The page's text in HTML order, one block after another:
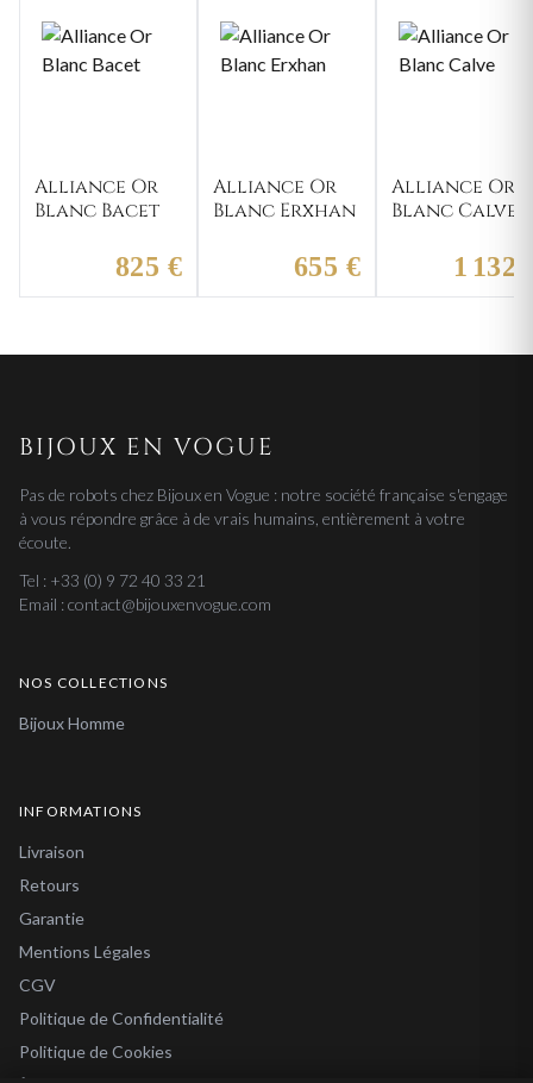
Alliance Or
Blanc Bacet
825 €
Alliance Or
Blanc Erxhan
655 €
Alliance Or
Blanc Calve
1 132
BIJOUX EN VOGUE
Pas de robots chez Bijoux en Vogue : notre société française s'engage
à vous répondre grâce à de vrais humains, entièrement à votre
écoute.
Tel : +33 (0) 9 72 40 33 21
Email : contact@bijouxenvogue.com
NOS COLLECTIONS
Bijoux Homme
INFORMATIONS
Livraison
Retours
Garantie
Mentions Légales
CGV
Politique de Confidentialité
Politique de Cookies